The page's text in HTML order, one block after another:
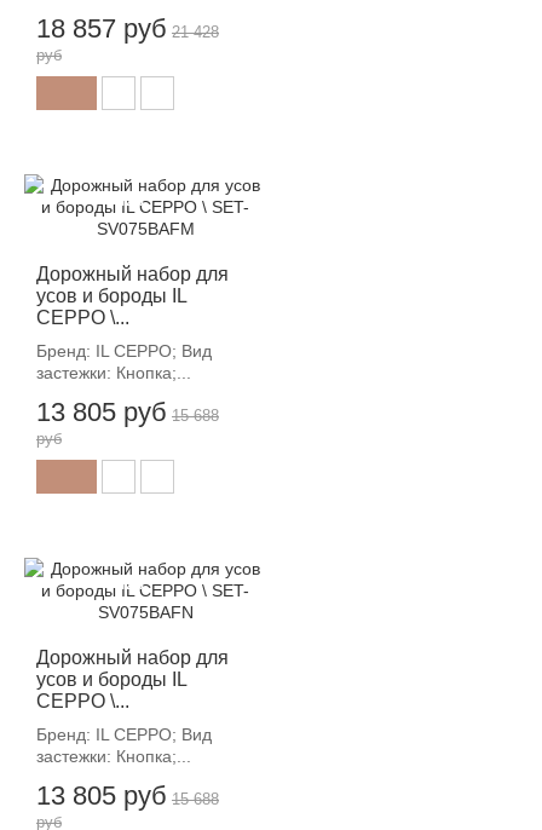
18 857 руб 21 428
руб
Дорожный набор для
усов и бороды IL
CEPPO \...
Бренд: IL CEPPO; Вид
застежки: Кнопка;...
13 805 руб
-12%
15 688
руб
Дорожный набор для
усов и бороды IL
CEPPO \...
Бренд: IL CEPPO; Вид
застежки: Кнопка;...
13 805 руб
-12%
15 688
руб